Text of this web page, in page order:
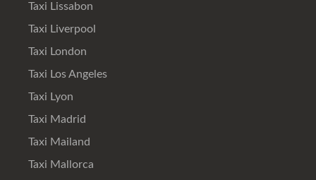
Taxi Lissabon
Taxi Liverpool
Taxi London
Taxi Los Angeles
Taxi Lyon
Taxi Madrid
Taxi Mailand
Taxi Mallorca